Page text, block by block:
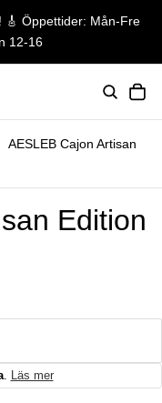
🎸 Öppettider: Mån-Fre
12-16
leveranser & personlig
AESLEB Cajon Artisan
Edition
. Läs mer